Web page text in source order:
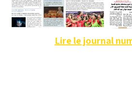
Lire le journal